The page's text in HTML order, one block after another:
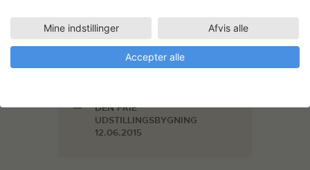
Faciliteter
ATELIER PLAN 5 (87 M2)
02.06.2015 - 12.06.2015
DEN FRIE
UDSTILLINGSBYGNING
12.06.2015
Mine indstillinger Afvis alle
Accepter alle